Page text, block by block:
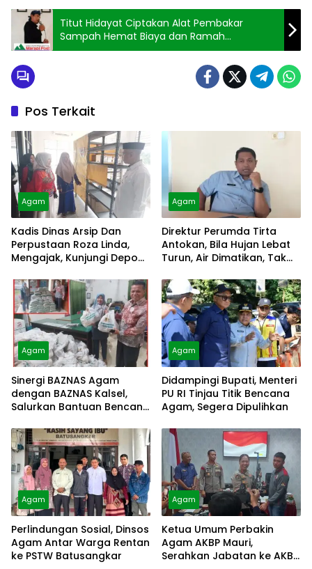
Titut Hidayat Ciptakan Alat Pembakar
Sampah Hemat Biaya dan Ramah
Lingkungan
Pos Terkait
Agam
Kadis Dinas Arsip Dan
Perpustaan Roza Linda,
Mengajak, Kunjungi Depo
Agam
Direktur Perumda Tirta
Antokan, Bila Hujan Lebat
Turun, Air Dimatikan, Tak
Agam
Sinergi BAZNAS Agam
dengan BAZNAS Kalsel,
Salurkan Bantuan Bencana
Agam
Didampingi Bupati, Menteri
PU RI Tinjau Titik Bencana
Agam, Segera Dipulihkan
Agam
Perlindungan Sosial, Dinsos
Agam Antar Warga Rentan
ke PSTW Batusangkar
Agam
Ketua Umum Perbakin
Agam AKBP Mauri,
Serahkan Jabatan ke AKBP